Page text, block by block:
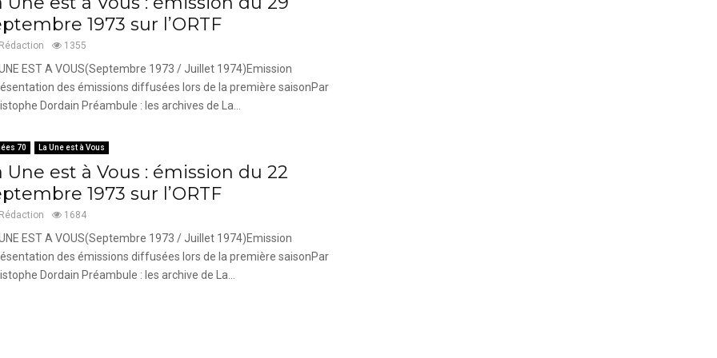
1973 sur l’ORTF
Rédaction 1355
EST A VOUS(Septembre 1973 / Juillet 1974)Emission
des émissions diffusées lors de la première saisonPar
Dordain Préambule : les archives de La...
70 La Une est à Vous
Une est à Vous : émission du 22
1973 sur l’ORTF
Rédaction 1684
UNE EST A VOUS(Septembre 1973 / Juillet 1974)Emission
des émissions diffusées lors de la première saisonPar
Dordain Préambule : les archive de La...